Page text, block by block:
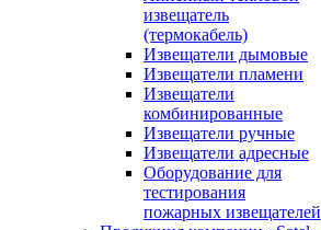
извещатель
(термокабель)
Извещатели дымовые
Извещатели пламени
Извещатели
комбинированные
Извещатели ручные
Извещатели адресные
Оборудование для
тестирования
пожарных извещателей